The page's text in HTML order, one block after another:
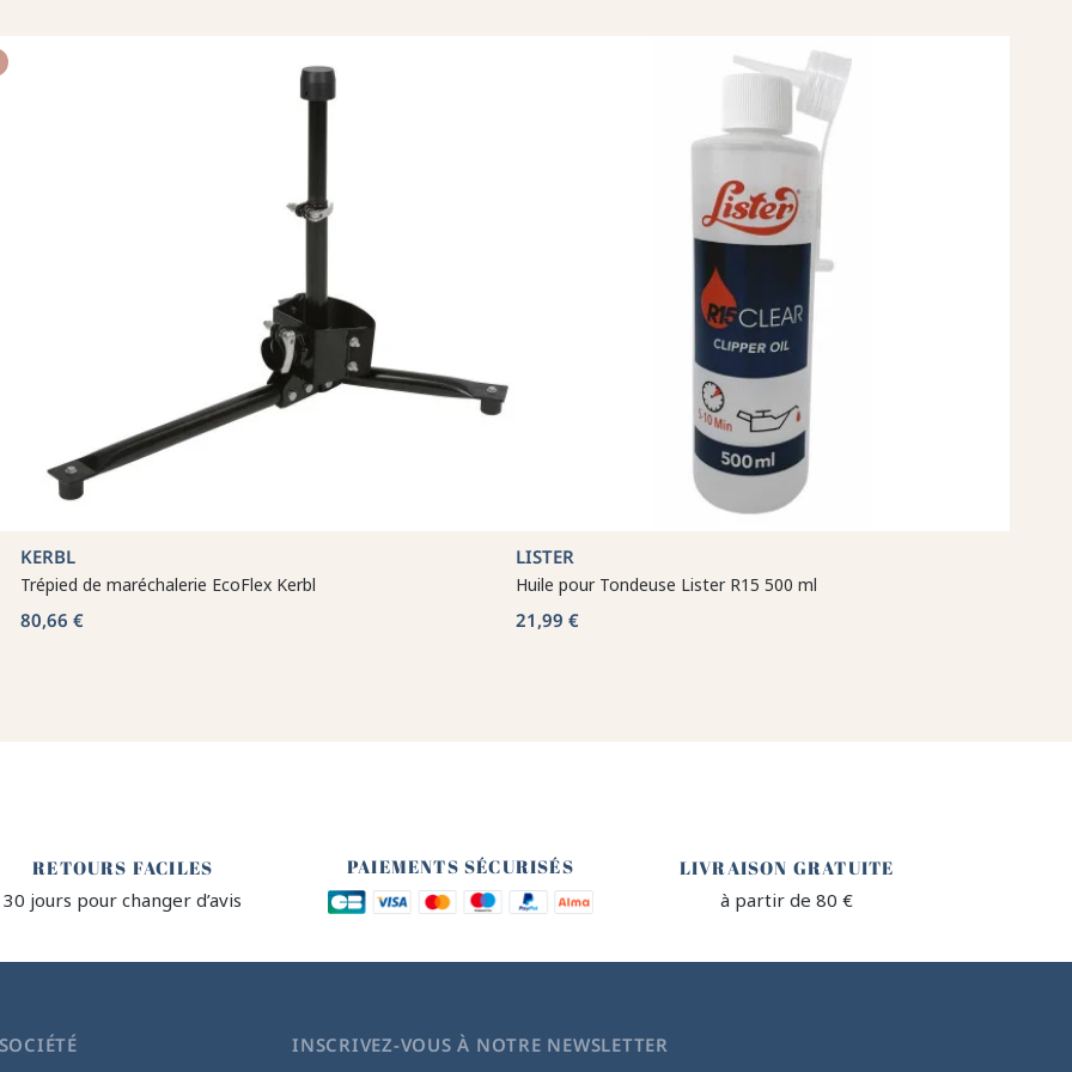
KERBL
Trépied de maréchalerie EcoFlex Kerbl
80,66 €
LISTER
Huile pour Tondeuse Lister R15 500 ml
21,99 €
RETOURS FACILES
30 jours pour changer d’avis
PAIEMENTS SÉCURISÉS
LIVRAISON GRATUITE
à partir de 80 €
INSCRIVEZ-VOUS À NOTRE NEWSLETTER